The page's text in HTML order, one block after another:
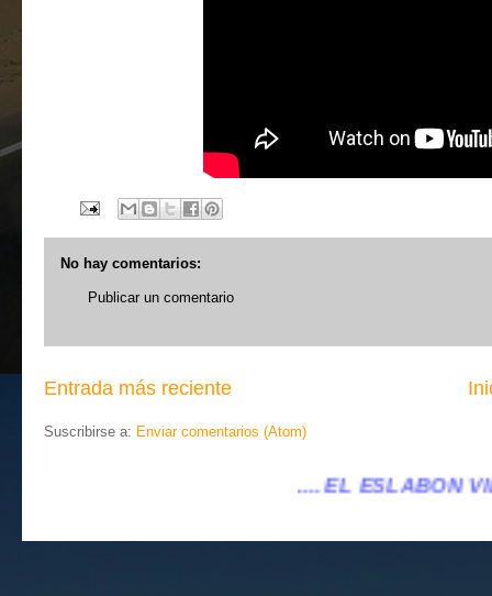
No hay comentarios:
Publicar un comentario
Entrada más reciente
Suscribirse a: Enviar comentarios (Atom)
.... EL ESLABÓN VILLENA ...